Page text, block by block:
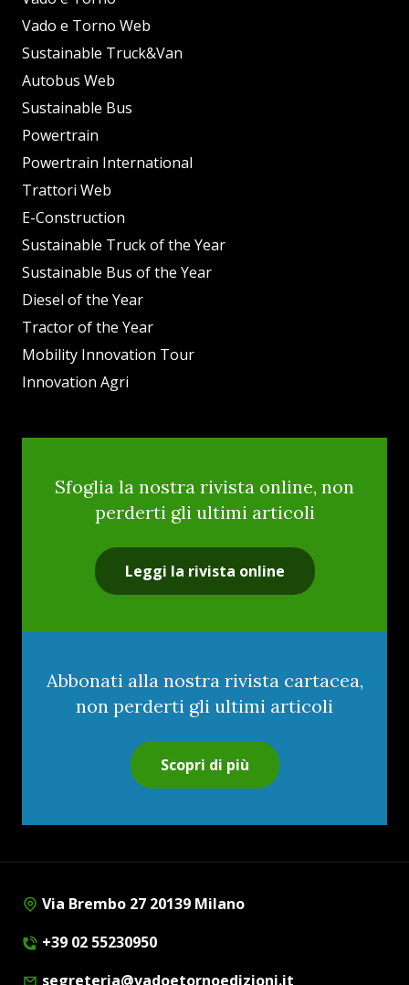
Vado e Torno Web
Sustainable Truck&Van
Autobus Web
Sustainable Bus
Powertrain
Powertrain International
Trattori Web
E-Construction
Sustainable Truck of the Year
Sustainable Bus of the Year
Diesel of the Year
Tractor of the Year
Mobility Innovation Tour
Innovation Agri
Sfoglia la nostra rivista online, non
perderti gli ultimi articoli
Leggi la rivista online
Abbonati alla nostra rivista cartacea,
non perderti gli ultimi articoli
Scopri di più
Via Brembo 27 20139 Milano
+39 02 55230950
segreteria@vadoetornoedizioni.it